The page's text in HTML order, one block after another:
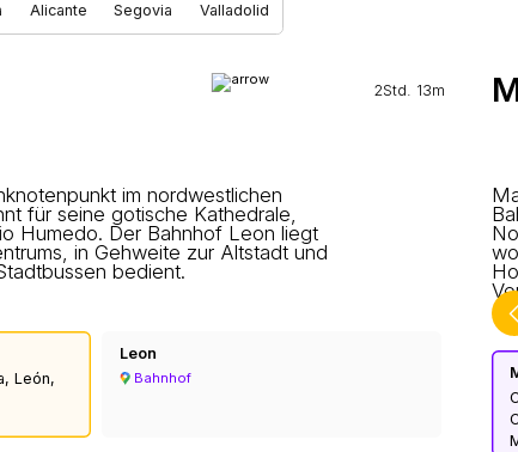
Alicante Segovia Valladolid
im nordwestlichen
für seine gotische Kathedrale,
Humedo. Der Bahnhof Leon liegt
in Gehweite zur Altstadt und
bedient.
León,
Leon
Bahnhof
2Std. 13m